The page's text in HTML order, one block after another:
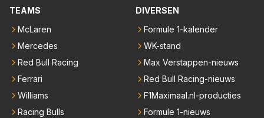
TEAMS
McLaren
Mercedes
Red Bull Racing
Ferrari
Williams
Racing Bulls
DIVERSEN
Formule 1-kalender
WK-stand
Max Verstappen-nieuws
Red Bull Racing-nieuws
F1Maximaal.nl-producties
Formule 1-nieuws